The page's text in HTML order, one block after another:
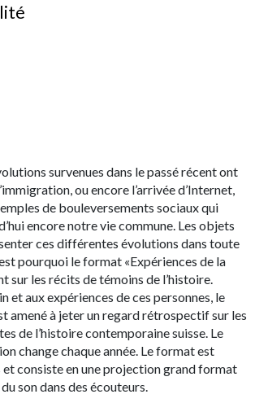
only.body-term
survenues dans le passé récent ont
ou encore l’arrivée d’Internet,
de bouleversements sociaux qui
encore notre vie commune. Les objets
ces différentes évolutions dans toute
pourquoi le format «Expériences de la
sur les récits de témoins de l’histoire.
et aux expériences de ces personnes, le
amené à jeter un regard rétrospectif sur les
de l’histoire contemporaine suisse. Le
change chaque année. Le format est
et consiste en une projection grand format
son dans des écouteurs.